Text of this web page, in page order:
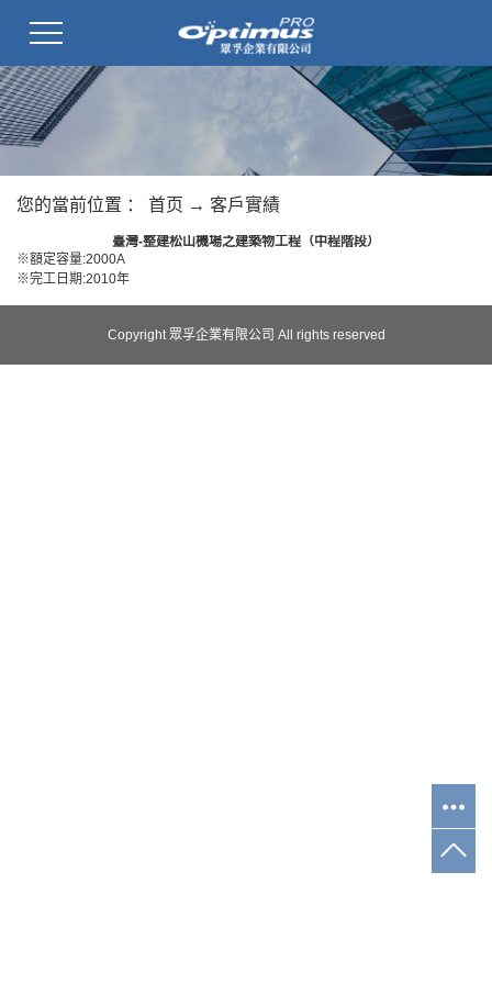
您的當前位置 ： 首页 → 客戶實績
臺灣-整建松山機場之建築物工程（中程階段）
※額定容量:2000A
※完工日期:2010年
Copyright 眾孚企業有限公司 All rights reserved